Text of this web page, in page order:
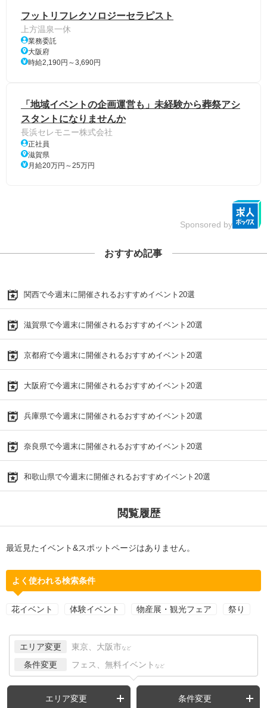
フットリフレクソロジーセラピスト
上方温泉一休
業務委託
大阪府
時給2,190円～3,690円
「地域イベントの企画運営も」未経験から葬祭アシ
スタントになりませんか
長浜セレモニー株式会社
正社員
滋賀県
月給20万円～25万円
Sponsored by
おすすめ記事
関西で今週末に開催されるおすすめイベント20選
滋賀県で今週末に開催されるおすすめイベント20選
京都府で今週末に開催されるおすすめイベント20選
大阪府で今週末に開催されるおすすめイベント20選
兵庫県で今週末に開催されるおすすめイベント20選
奈良県で今週末に開催されるおすすめイベント20選
和歌山県で今週末に開催されるおすすめイベント20選
閲覧履歴
最近見たイベント&スポットページはありません。
よく使われる検索条件
花イベント 体験イベント 物産展・観光フェア 祭り
エリア変更 東京、大阪市 など
条件変更 フェス、無料イベント など
エリア変更 条件変更